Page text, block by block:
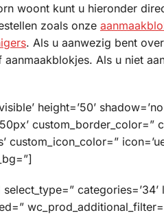
woont kunt u hieronder
zoals onze
. Als u aanwezig bent
aanmaakblokjes. Als u niet
height=’50’
custom_border_color=”
custom_icon_color=”
categories=’34’